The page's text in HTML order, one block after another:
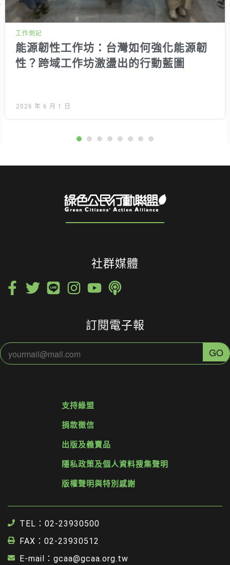
工作側記
能源韌性工作坊：台灣如何強化能源韌
性？跨域工作坊激盪出的行動藍圖
2026 年 6 月 1 日
Next
社群媒體
訂閱電子報
支持綠盟
捐款徵信
出版及義賣品
隱私政策及個人資料搜集聲明
版權聲明與特別感謝
TEL：02-23930500
FAX：02-23930512
E-mail：gcaa@gcaa.org.tw